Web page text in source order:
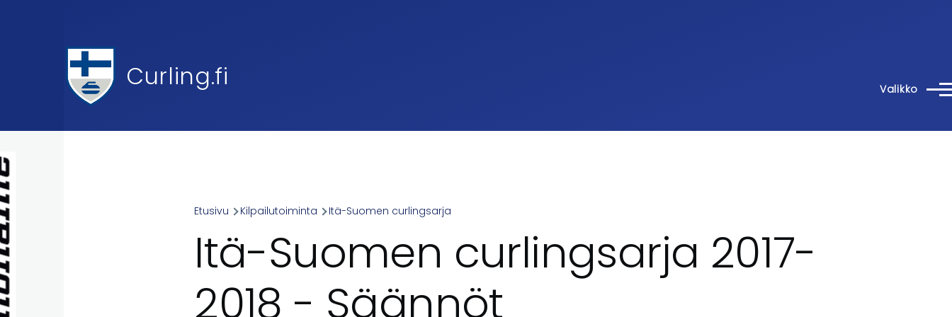
Curling.fi Valikko
Breadcrumb
Etusivu Kilpailutoiminta Itä-Suomen curlingsarja
Itä-Suomen curlingsarja 2017-
2018 - Säännöt